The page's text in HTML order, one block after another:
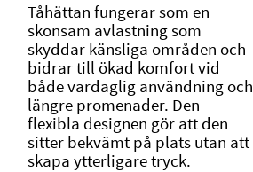
Tåhättan fungerar som en
skonsam avlastning som
skyddar känsliga områden och
bidrar till ökad komfort vid
både vardaglig användning och
längre promenader. Den
flexibla designen gör att den
sitter bekvämt på plats utan att
skapa ytterligare tryck.